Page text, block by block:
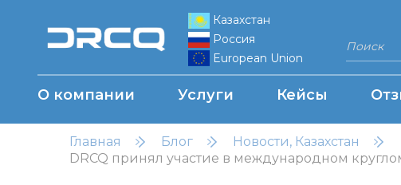
Казахстан
Россия
European Union
О компании Услуги Кейсы
Главная Блог
Новости, Казахстан
DRCQ принял участие в международном